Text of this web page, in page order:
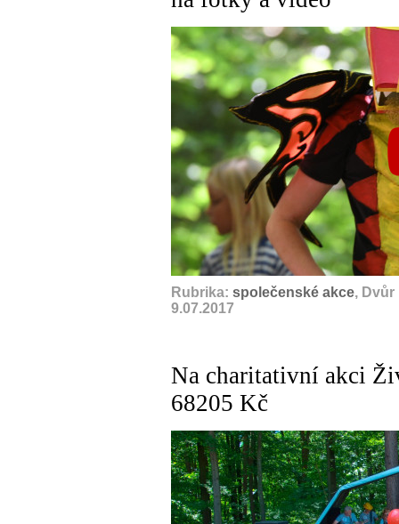
Rubrika: společenské akce, Dvůr
9.07.2017
Na charitativní akci
68205 Kč